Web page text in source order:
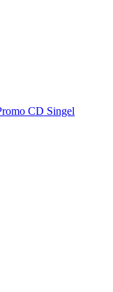
CD Singel